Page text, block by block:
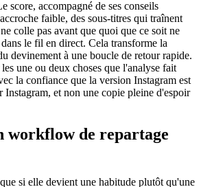
score, accompagné de ses conseils
faible, des sous-titres qui traînent
colle pas avant que quoi que ce soit ne
le fil en direct. Cela transforme la
devinement à une boucle de retour rapide.
une ou deux choses que l'analyse fait
la confiance que la version Instagram est
Instagram, et non une copie pleine d'espoir
workflow de repartage
si elle devient une habitude plutôt qu'une